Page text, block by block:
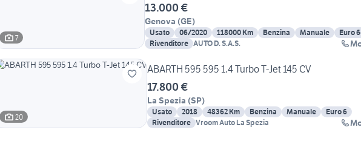
7
13.000 €
Genova (GE)
Usato 06/2020 118000 Km Benzina Manuale
Euro
Rivenditore AUTO D. S.A.S.
20
ABARTH 595 595 1.4 Turbo T-Jet 145 CV
17.800 €
La Spezia (SP)
Usato 2018 48362 Km Benzina Manuale
Euro 6
Rivenditore Vroom Auto La Spezia